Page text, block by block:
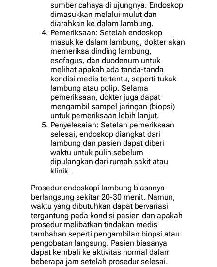
sumber cahaya di ujungnya. Endoskop
dimasukkan melalui mulut dan
diarahkan ke dalam lambung.
Pemeriksaan: Setelah endoskop
masuk ke dalam lambung, dokter akan
memeriksa dinding lambung,
esofagus, dan duodenum untuk
melihat apakah ada tanda-tanda
kondisi medis tertentu, seperti tukak
lambung atau polip. Selama
pemeriksaan, dokter juga dapat
mengambil sampel jaringan (biopsi)
untuk pemeriksaan lebih lanjut.
Penyelesaian: Setelah pemeriksaan
selesai, endoskop diangkat dari
lambung dan pasien dapat diberi
waktu untuk pulih sebelum
dipulangkan dari rumah sakit atau
klinik.
Prosedur endoskopi lambung biasanya
berlangsung sekitar 20-30 menit. Namun,
waktu yang dibutuhkan dapat bervariasi
tergantung pada kondisi pasien dan apakah
prosedur melibatkan tindakan medis
tambahan seperti pengambilan biopsi atau
pengobatan langsung. Pasien biasanya
dapat kembali ke aktivitas normal dalam
beberapa jam setelah prosedur selesai.